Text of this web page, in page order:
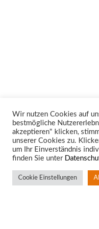
Unsere
Wir nutzen Cookies auf
bestmögliche
akzeptieren" klicken,
unserer Cookies zu.
um Ihr Einverständnis
finden Sie unter
Cookie Einstellungen